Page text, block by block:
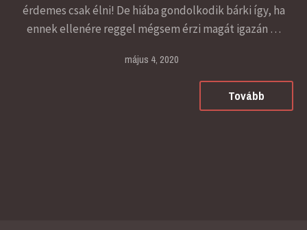
érdemes csak élni! De hiába gondolkodik bárki így, ha
ennek ellenére reggel mégsem érzi magát igazán …
május 4, 2020
Tovább